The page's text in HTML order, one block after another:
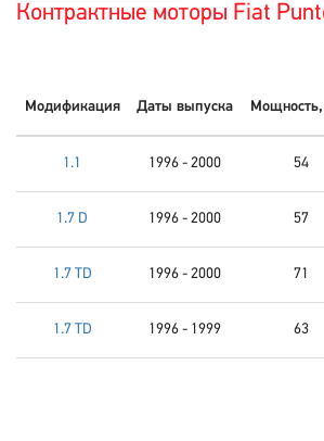
Контрактные моторы Fiat
Модификация Даты выпуска
1.1 1996 - 2000 54
1.7 D 1996 - 2000 57
1.7 TD 1996 - 2000 71
1.7 TD 1996 - 1999 63